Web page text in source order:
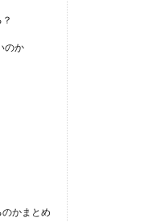
のか
かまとめ